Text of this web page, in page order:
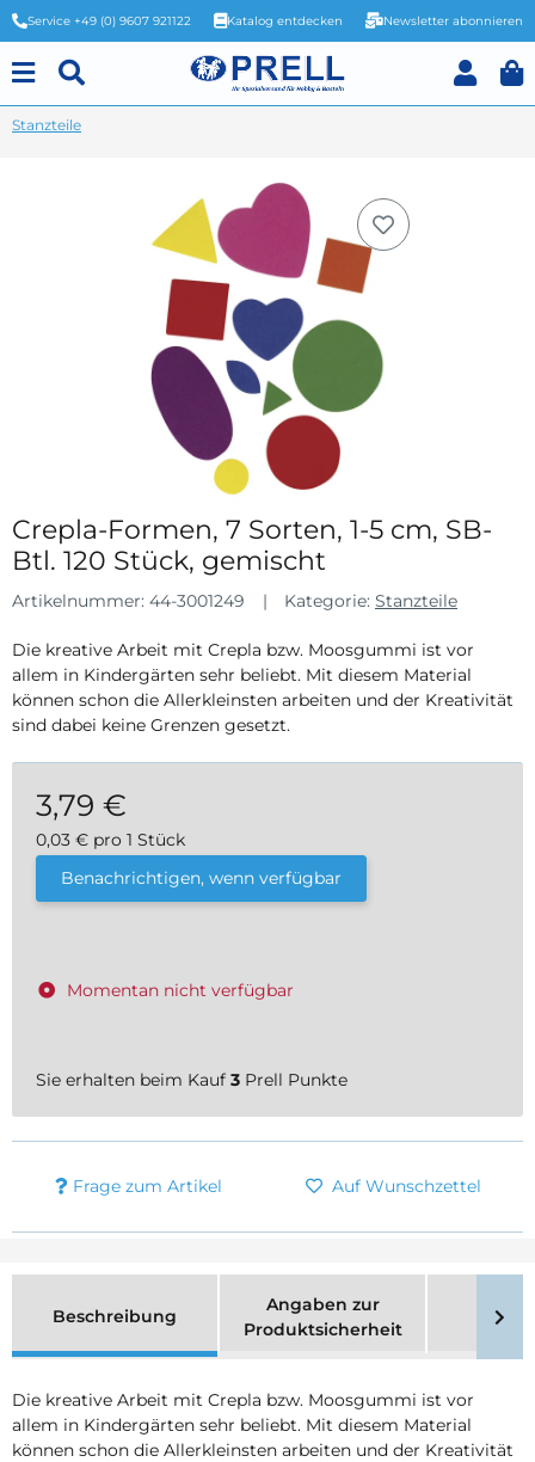
Service +49 (0) 9607 921122 Katalog entdecken Newsletter abonnieren
Stanzteile
Crepla-Formen, 7 Sorten, 1-5 cm, SB-
Btl. 120 Stück, gemischt
Artikelnummer: 44-3001249 Kategorie: Stanzteile
Die kreative Arbeit mit Crepla bzw. Moosgummi ist vor
allem in Kindergärten sehr beliebt. Mit diesem Material
können schon die Allerkleinsten arbeiten und der Kreativität
sind dabei keine Grenzen gesetzt.
3,79 €
0,03 € pro 1 Stück
inkl. 19% USt. , zzgl.
Benachrichtigen, wenn verfügbar
Momentan nicht verfügbar
Sie erhalten beim Kauf 3 Prell Punkte
Frage zum Artikel Auf Wunschzettel
Beschreibung
Angaben zur
Produktsicherheit
Die kreative Arbeit mit Crepla bzw. Moosgummi ist vor
allem in Kindergärten sehr beliebt. Mit diesem Material
können schon die Allerkleinsten arbeiten und der Kreativität